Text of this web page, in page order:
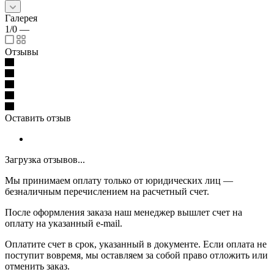
Галерея
1/0 —
Отзывы
Оставить отзыв
Загрузка отзывов...
Мы принимаем оплату только от юридических лиц —
безналичным перечислением на расчетный счет.
После оформления заказа наш менеджер вышлет счет на
оплату на указанный e-mail.
Оплатите счет в срок, указанный в документе. Если оплата не
поступит вовремя, мы оставляем за собой право отложить или
отменить заказ.